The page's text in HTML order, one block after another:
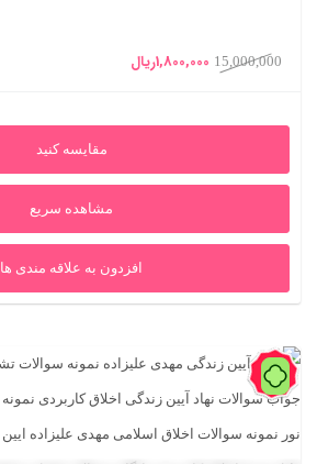
15,000,000 قیمت
15,000,000ریال
1,800,000ریال
1,800,000ریال
مقایسه کنید
مشاهده سریع
افزدون به علاقه مندی ها
88%